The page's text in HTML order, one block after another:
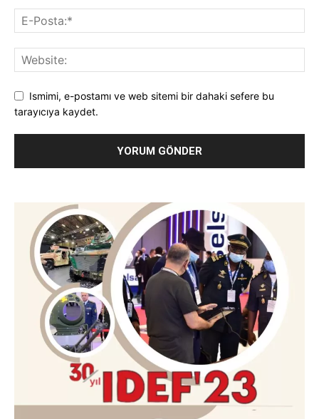
Ismimi, e-postamı ve web sitemi bir dahaki sefere bu
tarayıcıya kaydet.